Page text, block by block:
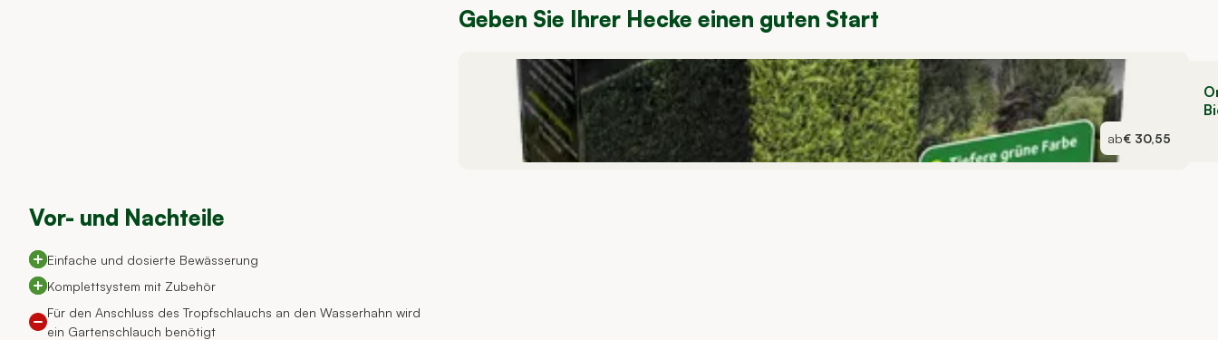
Vor- und Nachteile
Einfache und dosierte Bewässerung
Komplettsystem mit Zubehör
Für den Anschluss des Tropfschlauchs an den Wasserhahn wird
ein Gartenschlauch benötigt
Geben Sie Ihrer Hecke einen guten Start
ab€ 30,55